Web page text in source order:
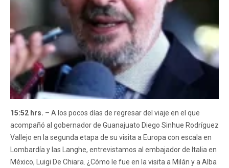
15:52 hrs. – A los pocos días de regresar del viaje en el que
acompañó al gobernador de Guanajuato Diego Sinhue Rodríguez
Vallejo en la segunda etapa de su visita a Europa con escala en
Lombardía y las Langhe, entrevistamos al embajador de Italia en
México, Luigi De Chiara. ¿Cómo le fue en la visita a Milán y a Alba